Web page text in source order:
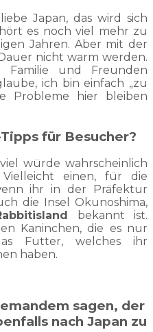
Japan, das wird sich
es noch viel mehr zu
Jahren. Aber mit der
nicht warm werden.
und Freunden
ich bin einfach „zu
Probleme hier bleiben
für Besucher?
würde wahrscheinlich
einen, für die
ihr in der Präfektur
die Insel Okunoshima,
bekannt ist.
Kaninchen, die es nur
Futter, welches ihr
haben.
sagen, der
nach Japan zu